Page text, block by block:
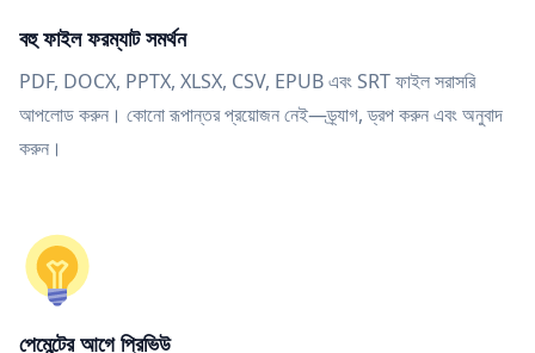
বহু ফাইল ফরম্যাট সমর্থন
PDF, DOCX, PPTX, XLSX, CSV, EPUB এবং SRT ফাইল সরাসরি
আপলোড করুন। কোনো রূপান্তর প্রয়োজন নেই—ড্র্যাগ, ড্রপ করুন এবং অনুবাদ
করুন।
পেমেন্টের আগে প্রিভিউ